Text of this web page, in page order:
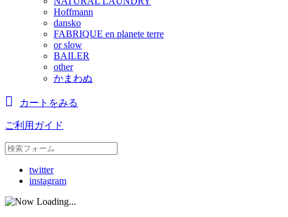
Hoffmann
dansko
FABRIQUE en planete terre
or slow
BAILER
other
かまわぬ
カートをみる
ご利用ガイド
twitter
instagram